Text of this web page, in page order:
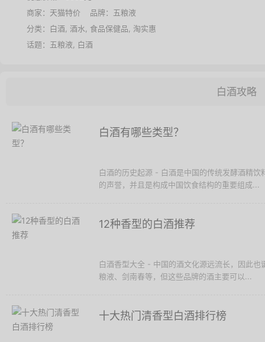
商家： 天猫特价 品牌： 五粮液
分类：
白酒 酒水 食品保健品
淘实惠
话题： 五粮液 白酒
白酒攻略
白酒有哪些类型？
白酒的历史起源 - 白酒是中国的传统发酵酒精
的声誉，并且是构成中国饮食结构的重要组成...
12种香型的白酒推荐
白酒香型大全 - 中国的酒文化源远流长，因此
粮液、剑南春等，但这些品牌的酒主要可以...
十大热门清香型白酒排行榜